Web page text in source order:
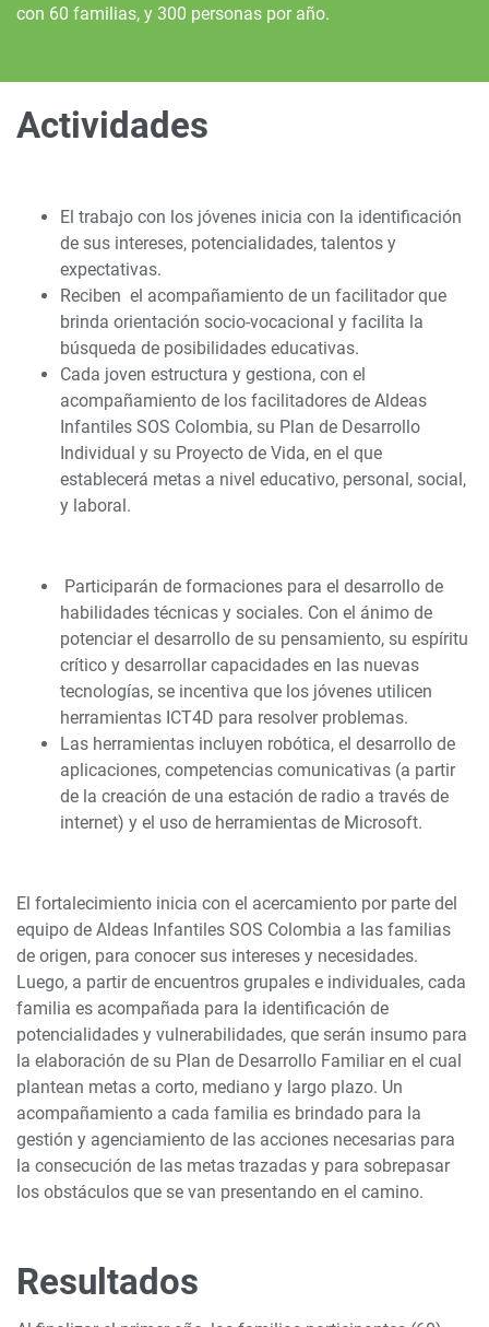
con 60 familias, y 300 personas por año.
Actividades
El trabajo con los jóvenes inicia con la identificación
de sus intereses, potencialidades, talentos y
expectativas.
Reciben el acompañamiento de un facilitador que
brinda orientación socio-vocacional y facilita la
búsqueda de posibilidades educativas.
Cada joven estructura y gestiona, con el
acompañamiento de los facilitadores de Aldeas
Infantiles SOS Colombia, su Plan de Desarrollo
Individual y su Proyecto de Vida, en el que
establecerá metas a nivel educativo, personal, social,
y laboral.
Participarán de formaciones para el desarrollo de
habilidades técnicas y sociales. Con el ánimo de
potenciar el desarrollo de su pensamiento, su espíritu
crítico y desarrollar capacidades en las nuevas
tecnologías, se incentiva que los jóvenes utilicen
herramientas ICT4D para resolver problemas.
Las herramientas incluyen robótica, el desarrollo de
aplicaciones, competencias comunicativas (a partir
de la creación de una estación de radio a través de
internet) y el uso de herramientas de Microsoft.
El fortalecimiento inicia con el acercamiento por parte del
equipo de Aldeas Infantiles SOS Colombia a las familias
de origen, para conocer sus intereses y necesidades.
Luego, a partir de encuentros grupales e individuales, cada
familia es acompañada para la identificación de
potencialidades y vulnerabilidades, que serán insumo para
la elaboración de su Plan de Desarrollo Familiar en el cual
plantean metas a corto, mediano y largo plazo. Un
acompañamiento a cada familia es brindado para la
gestión y agenciamiento de las acciones necesarias para
la consecución de las metas trazadas y para sobrepasar
los obstáculos que se van presentando en el camino.
Resultados